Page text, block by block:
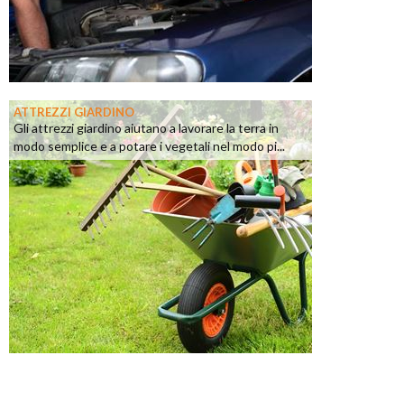
ATTREZZI GIARDINO
Gli attrezzi giardino aiutano a lavorare la terra in
modo semplice e a potare i vegetali nel modo pi...